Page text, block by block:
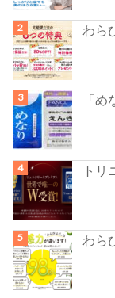
わら
「
トリ
わら